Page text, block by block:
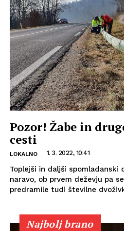
Pozor! Žabe in
cesti
LOKALNO 1. 3. 2022, 10:41
Toplejši in daljši spomladanski
naravo, ob prvem deževju pa
predramile tudi številne
Najbolj brano